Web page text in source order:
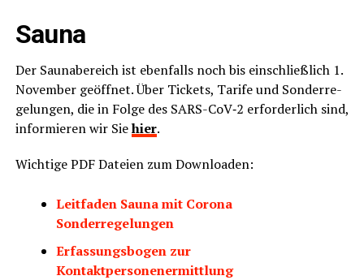
Sau­na
Der Sau­na­be­reich ist eben­falls noch bis ein­schließ­lich 1.
Novem­ber geöff­net. Über Tickets, Tari­fe und Son­der­re­
ge­lun­gen, die in Fol­ge des SARS-CoV‑2 erfor­der­lich sind,
infor­mie­ren wir Siehier.
Wich­ti­ge PDF Datei­en zum Downloaden:
Leit­fa­den Sau­na mit Coro­na
Sonderregelungen
Erfas­sungs­bo­gen zur
Kontaktpersonenermittlung